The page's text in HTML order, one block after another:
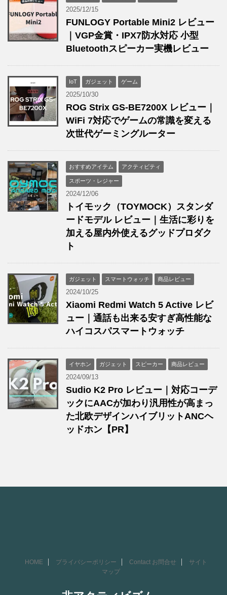
2025/12/15
FUNLOGY Portable Mini2 レビュー
｜VGP金賞・IPX7防水対応 小型
Bluetoothスピーカー実機レビュー
IoT ガジェット ゲーム
2025/10/30
ROG Strix GS-BE7200X レビュー｜
WiFi 7対応でゲームの常識を変える
次世代ゲーミングルーター
おすすめアイテム アクティビティ
スポーツ・レジャー
2024/12/06
トイモック（TOYMOCK）スタンダ
ードモデル レビュー｜生活に彩りを
加える屋内外使えるグッドプロダク
ト
ガジェット スマートウォッチ 商品レビュー
2024/10/25
Xiaomi Redmi Watch 5 Active レビ
ュー｜通話も出来る安すぎ高性能な
ハイコスパスマートウォッチ
イヤホン ガジェット スピーカー 商品レビュー
2024/09/13
Sudio K2 Pro レビュー｜対応コーデ
ックにAACが加わり汎用性が高まっ
た北欧デザインハイブリットANCヘ
ッドホン【PR】
HOME プライバシーポリシー Contact お問合せ
サイト
マップ